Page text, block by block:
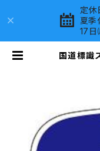
定休
夏季
17日
国道標識